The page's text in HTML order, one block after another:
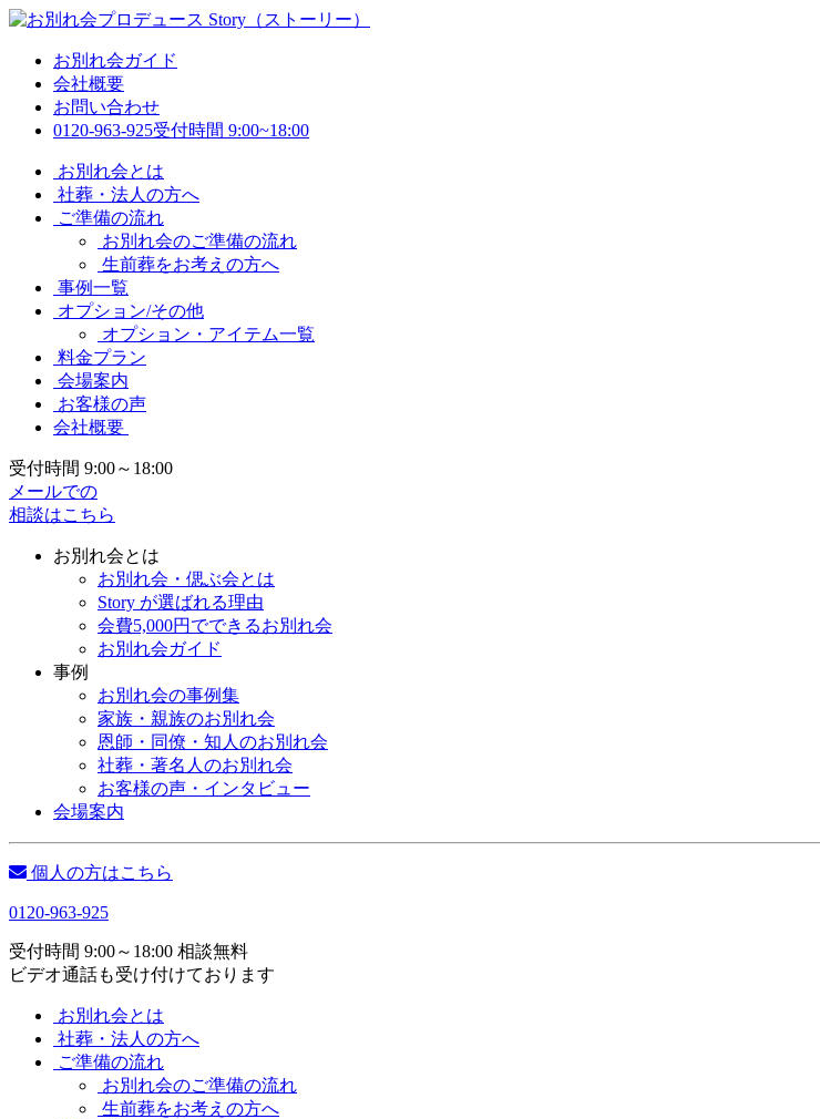
お別れ会ガイド
会社概要
お問い合わせ
0120-963-925受付時間 9:00~18:00
お別れ会とは
社葬・法人の方へ
ご準備の流れ
お別れ会のご準備の流れ
生前葬をお考えの方へ
事例一覧
オプション/その他
オプション・アイテム一覧
料金プラン
会場案内
お客様の声
会社概要
受付時間 9:00～18:00
メールでの
相談はこちら
お別れ会とは
お別れ会・偲ぶ会とは
Story が選ばれる理由
会費5,000円でできるお別れ会
お別れ会ガイド
事例
お別れ会の事例集
家族・親族のお別れ会
恩師・同僚・知人のお別れ会
社葬・著名人のお別れ会
お客様の声・インタビュー
会場案内
個人の方はこちら
0120-963-925
受付時間 9:00～18:00 相談無料
ビデオ通話も受け付けております
お別れ会とは
社葬・法人の方へ
ご準備の流れ
お別れ会のご準備の流れ
生前葬をお考えの方へ